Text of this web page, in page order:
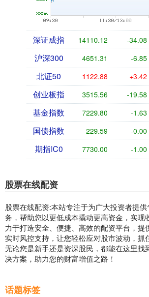
深证成指 14110.12 -34.08
沪深300 4651.31 -6.85
北证50 1122.88 +3.42
创业板指 3515.56 -19.58
基金指数 7229.80 -1.63
国债指数 229.59 -0.00
期指IC0 7730.00 -1.00
股票在线配资
股票在线配资:本站专注于为广大投资者提
务，帮助您以更低成本撬动更高资金，实现
力于打造安全、便捷、高效的配资平台，提
实时风控支持，让您轻松应对股市波动，抓
无论您是新手还是资深股民，都能在这里找
决方案，助力您的财富增值之路！
话题标签